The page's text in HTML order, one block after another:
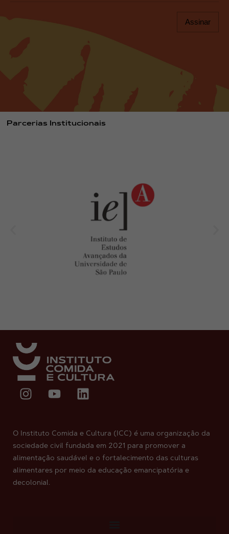
Assinar
Parcerias Institucionais
O Instituto Comida e Cultura (ICC) é uma organização da
sociedade civil fundada em 2021 para promover a
alimentação saudável e o fortalecimento das culturas
alimentares por meio da educação emancipatória e
decolonial.